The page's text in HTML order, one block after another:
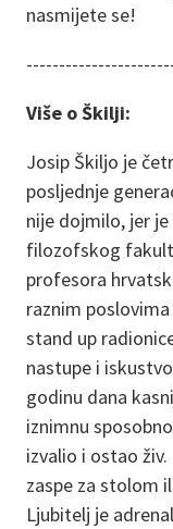
nasmijete se!
Više o Škilji:
Josip Škiljo je
posljednje
nije dojmilo, jer
filozofskog
profesora
raznim
stand up
nastupe i
godinu dana
iznimnu
izvalio i ostao
zaspe za stolom
Ljubitelj je